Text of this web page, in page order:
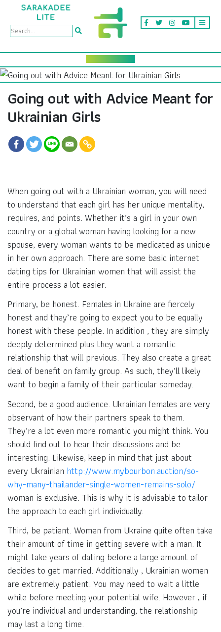
Going out with Advice Meant for
Ukrainian Girls
When going out with a Ukrainian woman, you will need
to understand that each girl has her unique mentality,
requires, and points. Whether it’s a girl in your own
country or a global woman having looking for a new
spouse, every woman wants to be medicated as unique
in her own approach. There are some basic internet
dating tips for Ukrainian women that will assist the
entire process a lot easier.
Primary, be honest. Females in Ukraine are fiercely
honest and they’re going to expect you to be equally
honest with these people. In addition , they are simply
deeply determined plus they want a romantic
relationship that will previous. They also create a great
deal of benefit on family group. As such, they’ll likely
want to begin a family of their particular someday.
Second, be a good audience. Ukrainian females are very
observant of how their partners speak to them.
They’re a lot even more romantic you might think. You
should find out to hear their discussions and be
interesting. Likewise, keep in mind that just about
every Ukrainian http://www.mybourbon.auction/so-
why-many-thailander-single-women-remains-solo/
woman is exclusive. This is why it is advisable to tailor
the approach to each girl individually.
Third, be patient. Women from Ukraine quite often take
their amount of time in getting severe with a man. It
might take years of dating before a large amount of
decides to get married. Additionally , Ukrainian women
are extremely patient. You may need to wait a little
while before meeting your potential wife. However , if
you’re individual and understanding, the relationship
may last a long time.